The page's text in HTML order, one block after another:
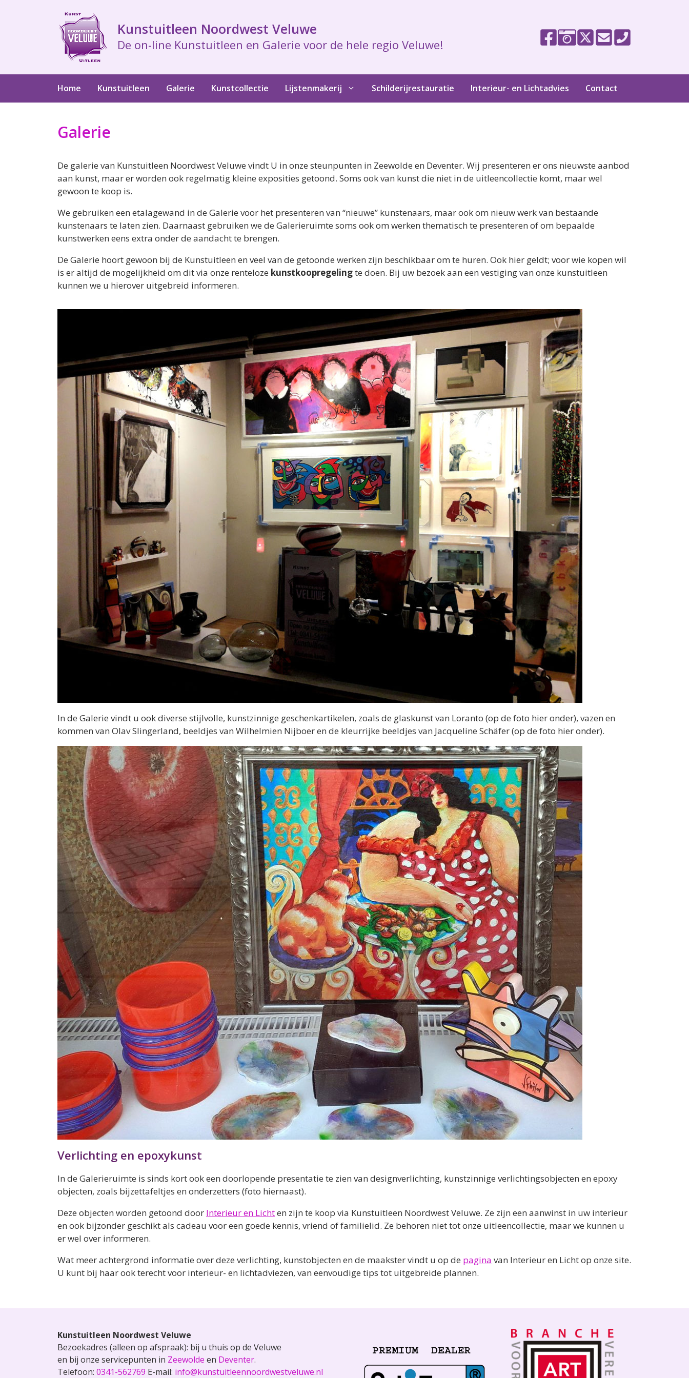
Kunstuitleen Noordwest Veluwe
De on-line Kunstuitleen en Galerie voor de hele regio Veluwe!
Home Kunstuitleen Galerie Kunstcollectie Lijstenmakerij Schilderijrestauratie Interieur- en Lichtadvies Contact
Galerie
De galerie van Kunstuitleen Noordwest Veluwe vindt U in onze steunpunten in Zeewolde en Deventer. Wij presenteren er ons nieuwste aanbod
aan kunst, maar er worden ook regelmatig kleine exposities getoond. Soms ook van kunst die niet in de uitleencollectie komt, maar wel
gewoon te koop is.
We gebruiken een etalagewand in de Galerie voor het presenteren van “nieuwe” kunstenaars, maar ook om nieuw werk van bestaande
kunstenaars te laten zien. Daarnaast gebruiken we de Galerieruimte soms ook om werken thematisch te presenteren of om bepaalde
kunstwerken eens extra onder de aandacht te brengen.
De Galerie hoort gewoon bij de Kunstuitleen en veel van de getoonde werken zijn beschikbaar om te huren. Ook hier geldt; voor wie kopen wil
is er altijd de mogelijkheid om dit via onze renteloze kunstkoopregelingte doen. Bij uw bezoek aan een vestiging van onze kunstuitleen
kunnen we u hierover uitgebreid informeren.
In de Galerie vindt u ook diverse stijlvolle, kunstzinnige geschenkartikelen, zoals de glaskunst van Loranto (op de foto hier onder), vazen en
kommen van Olav Slingerland, beeldjes van Wilhelmien Nijboer en de kleurrijke beeldjes van Jacqueline Schäfer (op de foto hier onder).
Verlichting en epoxykunst
In de Galerieruimte is sinds kort ook een doorlopende presentatie te zien van designverlichting, kunstzinnige verlichtingsobjecten en epoxy
objecten, zoals bijzettafeltjes en onderzetters (foto hiernaast).
Deze objecten worden getoond door Interieur en Lichten zijn te koop via Kunstuitleen Noordwest Veluwe. Ze zijn een aanwinst in uw interieur
en ook bijzonder geschikt als cadeau voor een goede kennis, vriend of familielid. Ze behoren niet tot onze uitleencollectie, maar we kunnen u
er wel over informeren.
Wat meer achtergrond informatie over deze verlichting, kunstobjecten en de maakster vindt u op de pagina van Interieur en Licht op onze site.
U kunt bij haar ook terecht voor interieur- en lichtadviezen, van eenvoudige tips tot uitgebreide plannen.
Kunstuitleen Noordwest Veluwe
Bezoekadres (alleen op afspraak): bij u thuis op de Veluwe
en bij onze servicepunten in Zeewolde en Deventer.
Telefoon: 0341-562769 E-mail: info@kunstuitleennoordwestveluwe.nl